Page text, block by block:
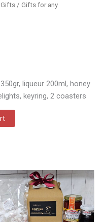
Gifts / Gifts for any
liqueur 200ml, honey
keyring, 2 coasters